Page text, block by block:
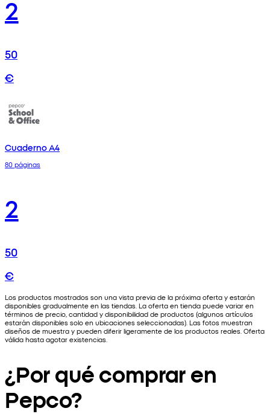
2
50
€
Cuaderno A4
80 páginas
2
50
€
Los productos mostrados son una vista previa de la próxima oferta y estarán
disponibles gradualmente en las tiendas. La oferta en tienda puede variar en
términos de precio, cantidad y disponibilidad de productos (algunos artículos
estarán disponibles solo en ubicaciones seleccionadas). Las fotos muestran
diseños de muestra y pueden diferir ligeramente de los productos reales. Oferta
válida hasta agotar existencias.
¿Por qué comprar en
Pepco?